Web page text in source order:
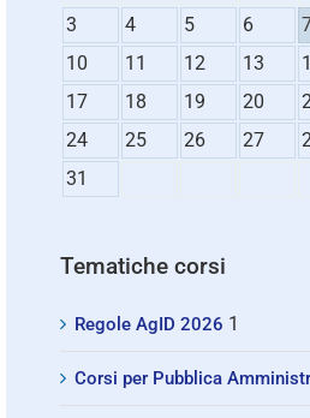
3
4 5 6
10
11 12 13
17
18 19 20
24
25 26 27
31
Tematiche corsi
Regole AgID 2026 1
Corsi per Pubblica